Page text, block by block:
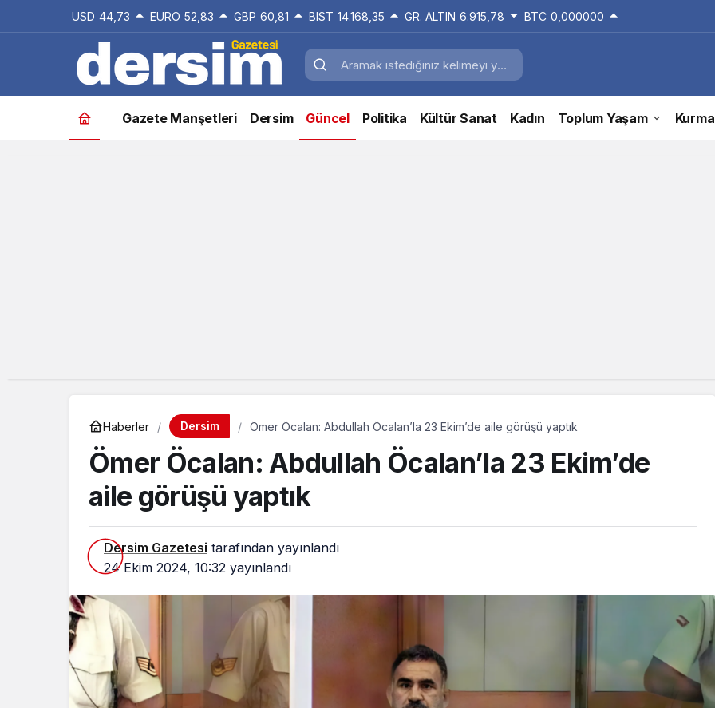
USD 44,73 EURO 52,83 GBP 60,81 BIST 14.168,35 GR. ALTIN 6.915,78 BTC 0,000000
Gazete Manşetleri Dersim Güncel Politika Kültür Sanat Kadın Toplum Yaşam
Haberler Dersim Ömer Öcalan: Abdullah Öcalan’la 23 Ekim’de aile görüşü yaptık
Ömer Öcalan: Abdullah Öcalan’la 23 Ekim’de
aile görüşü yaptık
Dersim Gazetesi tarafından yayınlandı
24 Ekim 2024, 10:32 yayınlandı
yetişen Dêrsîmli
memleketlerinde
“Demirtaş’ın tahliyesi
beklenebilir mi?” MHP’li Feti
Dersim’deki orman yangını